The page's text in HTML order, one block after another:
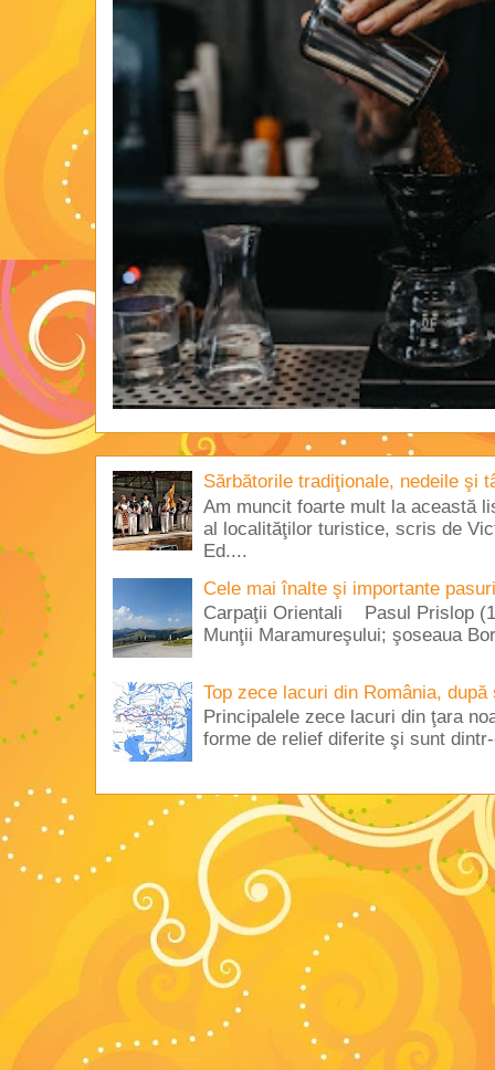
Sărbătorile tradiţionale, nedeile şi
Am muncit foarte mult la această
al localităţilor turistice, scris de
Ed....
Cele mai înalte şi importante
Carpaţii Orientali Pasul Prislop
Munţii Maramureşului; şoseaua
Top zece lacuri din România, după
Principalele zece lacuri din ţara
forme de relief diferite şi sunt